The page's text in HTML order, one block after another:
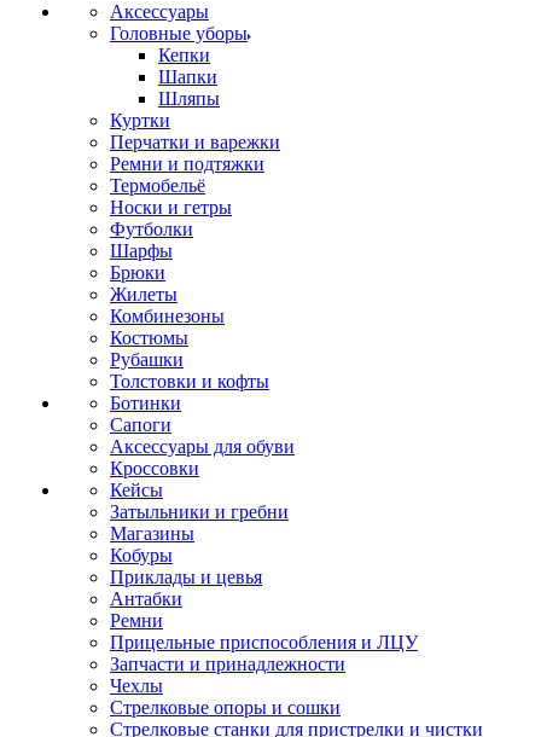
Аксессуары
Головные уборы
Кепки
Шапки
Шляпы
Куртки
Перчатки и варежки
Ремни и подтяжки
Термобельё
Носки и гетры
Футболки
Шарфы
Брюки
Жилеты
Комбинезоны
Костюмы
Рубашки
Толстовки и кофты
Ботинки
Сапоги
Аксессуары для обуви
Кроссовки
Кейсы
Затыльники и гребни
Магазины
Кобуры
Приклады и цевья
Антабки
Ремни
Прицельные приспособления и ЛЦУ
Запчасти и принадлежности
Чехлы
Стрелковые опоры и сошки
Стрелковые станки для пристрелки и чистки